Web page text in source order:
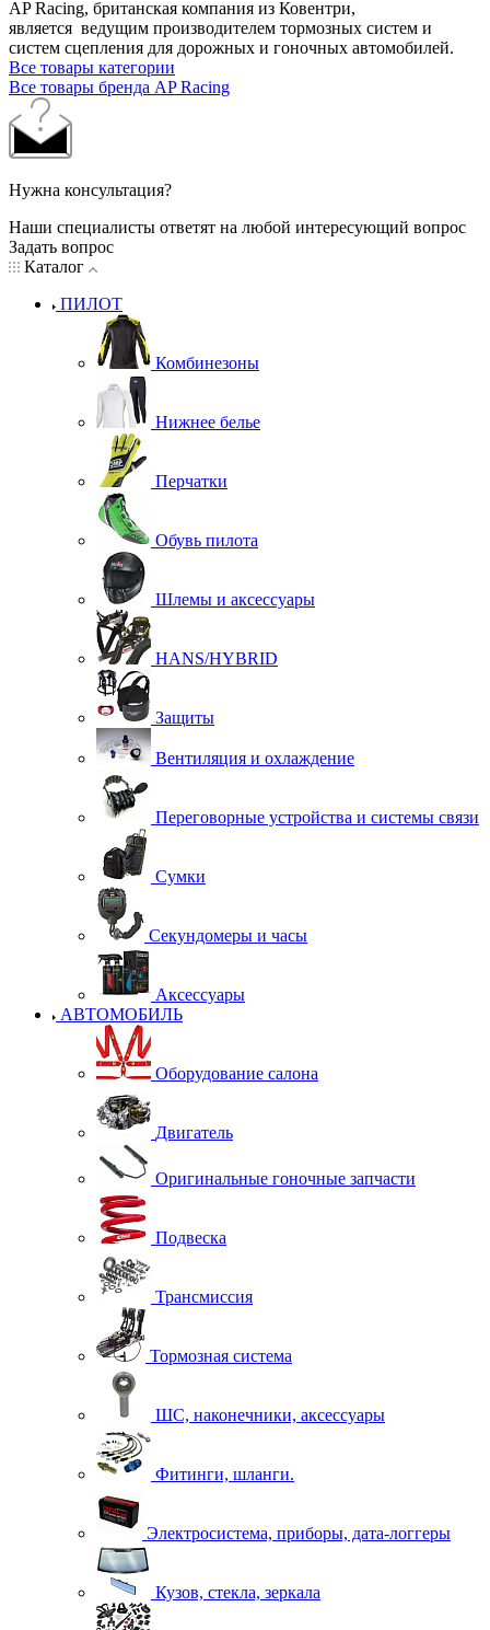
AP Racing, британская компания из Ковентри,
является ведущим производителем тормозных систем и
систем сцепления для дорожных и гоночных автомобилей.
Все товары категории
Все товары бренда AP Racing
Нужна консультация?
Наши специалисты ответят на любой интересующий вопрос
Задать вопрос
Каталог
ПИЛОТ
Комбинезоны
Нижнее белье
Перчатки
Обувь пилота
Шлемы и аксессуары
HANS/HYBRID
Защиты
Вентиляция и охлаждение
Переговорные устройства и системы связи
Сумки
Секундомеры и часы
Аксессуары
АВТОМОБИЛЬ
Оборудование салона
Двигатель
Оригинальные гоночные запчасти
Подвеска
Трансмиссия
Тормозная система
ШС, наконечники, аксессуары
Фитинги, шланги.
Электросистема, приборы, дата-логгеры
Кузов, стекла, зеркала